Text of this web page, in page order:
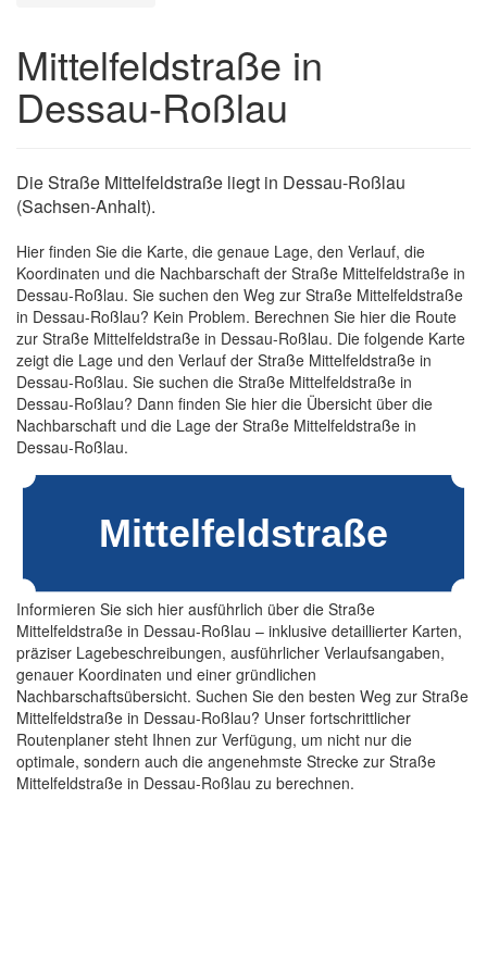
Mittelfeldstraße in
Dessau-Roßlau
Die Straße Mittelfeldstraße liegt in Dessau-Roßlau
(Sachsen-Anhalt).
Hier finden Sie die Karte, die genaue Lage, den Verlauf, die
Koordinaten und die Nachbarschaft der Straße Mittelfeldstraße in
Dessau-Roßlau. Sie suchen den Weg zur Straße Mittelfeldstraße
in Dessau-Roßlau? Kein Problem. Berechnen Sie hier die Route
zur Straße Mittelfeldstraße in Dessau-Roßlau. Die folgende Karte
zeigt die Lage und den Verlauf der Straße Mittelfeldstraße in
Dessau-Roßlau. Sie suchen die Straße Mittelfeldstraße in
Dessau-Roßlau? Dann finden Sie hier die Übersicht über die
Nachbarschaft und die Lage der Straße Mittelfeldstraße in
Dessau-Roßlau.
Informieren Sie sich hier ausführlich über die Straße
Mittelfeldstraße in Dessau-Roßlau – inklusive detaillierter Karten,
präziser Lagebeschreibungen, ausführlicher Verlaufsangaben,
genauer Koordinaten und einer gründlichen
Nachbarschaftsübersicht. Suchen Sie den besten Weg zur Straße
Mittelfeldstraße in Dessau-Roßlau? Unser fortschrittlicher
Routenplaner steht Ihnen zur Verfügung, um nicht nur die
optimale, sondern auch die angenehmste Strecke zur Straße
Mittelfeldstraße in Dessau-Roßlau zu berechnen.